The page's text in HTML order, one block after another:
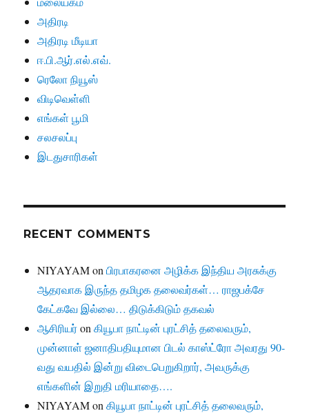
அதிரடி
அதிரடி மீடியா
ஈ.பி.ஆர்.எல்.எவ்.
ரெலோ நியூஸ்
விடிவெள்ளி
எங்கள் பூமி
சலசலப்பு
இடதுசாரிகள்
RECENT COMMENTS
NIYAYAMonபிரபாகரனை அழிக்க இந்திய அரசுக்கு
ஆதரவாக இருந்த தமிழக தலைவர்கள்… ராஜபக்சே
கேட்கவே இல்லை… திடுக்கிடும் தகவல்
ஆசிரியர்onகியூபா நாட்டின் புரட்சித் தலைவரும்,
முன்னாள் ஜனாதிபதியுமான பிடல் காஸ்ட்ரோ அவரது 90-
வது வயதில் இன்று விடைபெறுகிறார், அவருக்கு
எங்களின் இறுதி மரியாதை….
NIYAYAMonகியூபா நாட்டின் புரட்சித் தலைவரும்,